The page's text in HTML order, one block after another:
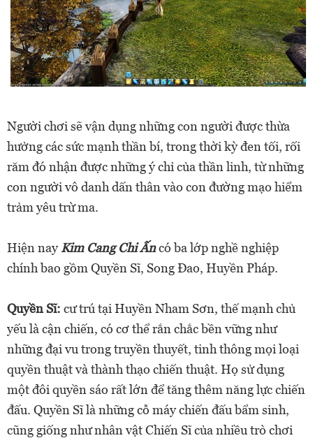
Người chơi sẽ vận dụng những con người được thừa
hưởng các sức mạnh thần bí, trong thời kỳ đen tối, rối
răm đó nhận được những ý chỉ của thần linh, từ những
con người vô danh dấn thân vào con đường mạo hiểm
trảm yêu trừ ma.
Hiện nayKim Cang Chi Ấncó ba lớp nghề nghiệp
chính bao gồm Quyền Sĩ, Song Đao, Huyền Pháp.
Quyền Sĩ: cư trú tại Huyền Nham Sơn, thế mạnh chủ
yếu là cận chiến, có cơ thể rắn chắc bền vững như
những đại vu trong truyền thuyết, tinh thông mọi loại
quyền thuật và thành thạo chiến thuật. Họ sử dụng
một đôi quyền sáo rất lớn để tăng thêm năng lực chiến
đấu. Quyền Sĩ là những cỗ máy chiến đấu bẩm sinh,
cũng giống như nhân vật Chiến Sĩ của nhiều trò chơi